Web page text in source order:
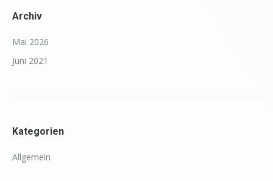
Archiv
Mai 2026
Juni 2021
Kategorien
Allgemein